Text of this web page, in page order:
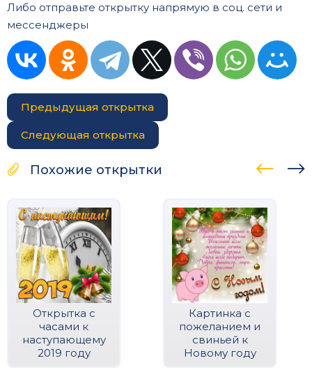
Либо отправьте открытку напрямую в соц. сети и
мессенджеры
Предыдущая открытка
Следующая открытка
Похожие открытки
Открытка с
часами к
наступающему
2019 году
Картинка с
пожеланием и
свиньей к
Новому году